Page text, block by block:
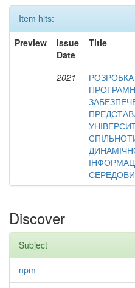
Item hits:
Preview
Issue
Date
Title
2021
РОЗРОБКА
Discover
Subject
npm